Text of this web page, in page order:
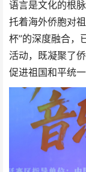
语言是文化的根
托着海外侨胞对
杯”的深度融合，
活动，既凝聚了
促进祖国和平统